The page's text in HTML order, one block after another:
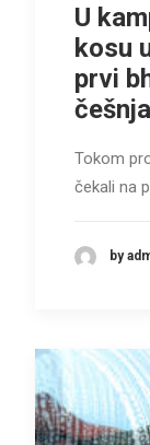
U
kosu
prvi
Tokom
čekali na
by